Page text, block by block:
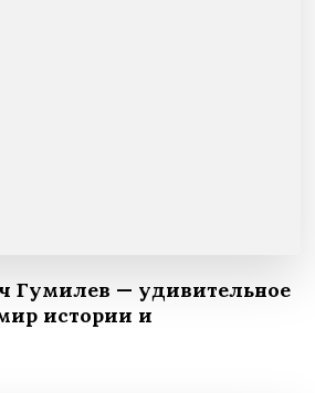
Гумилев — удивительное
истории и